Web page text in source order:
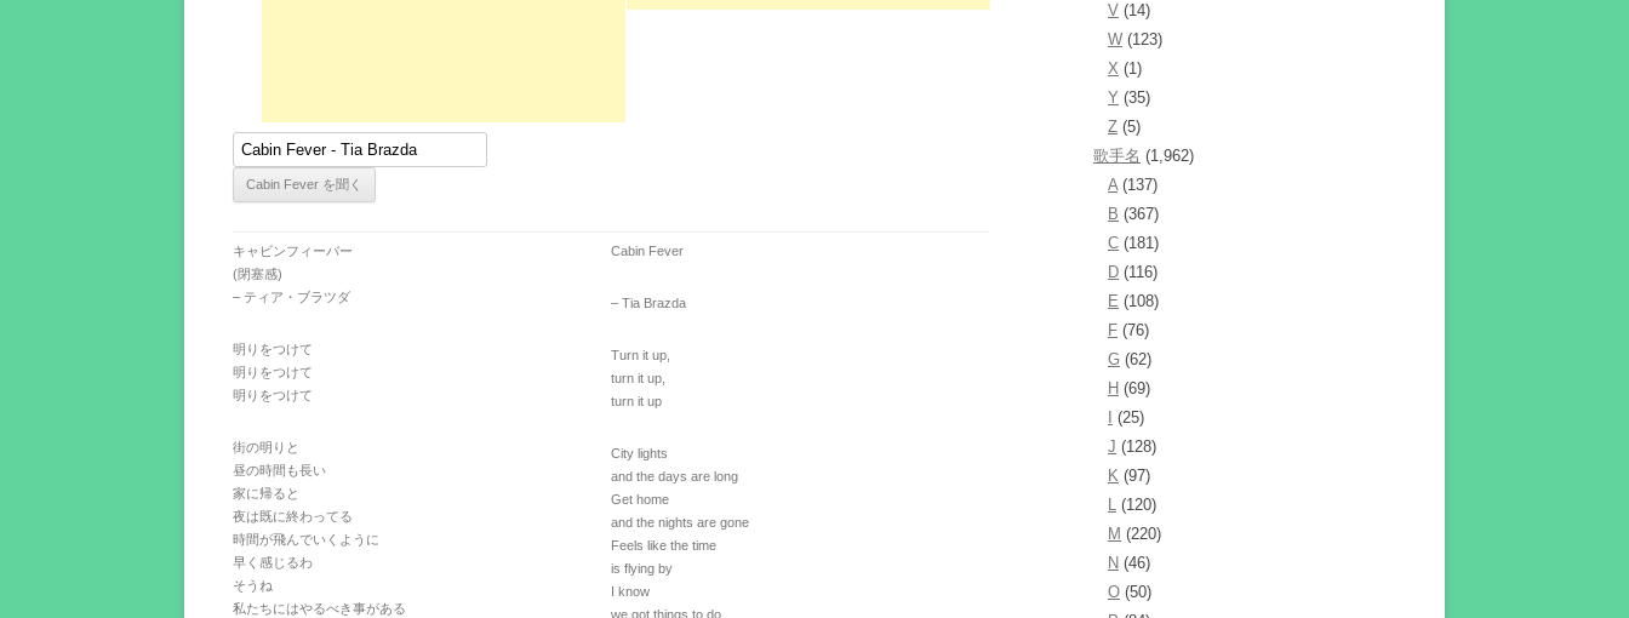
キャビンフィーバー
(閉塞感)
– ティア・ブラツダ
明りをつけて
明りをつけて
明りをつけて
街の明りと
昼の時間も長い
家に帰ると
夜は既に終わってる
時間が飛んでいくように
早く感じるわ
そうね
私たちにはやるべき事がある
Cabin Fever
– Tia Brazda
Turn it up,
turn it up,
turn it up
City lights
and the days are long
Get home
and the nights are gone
Feels like the time
is flying by
I know
we got things to do
V (14)
W (123)
X (1)
Y (35)
Z (5)
歌手名 (1,962)
A(137)
B (367)
C (181)
D (116)
E (108)
F (76)
G (62)
H (69)
(25)
J (128)
K (97)
L (120)
M (220)
N (46)
O (50)